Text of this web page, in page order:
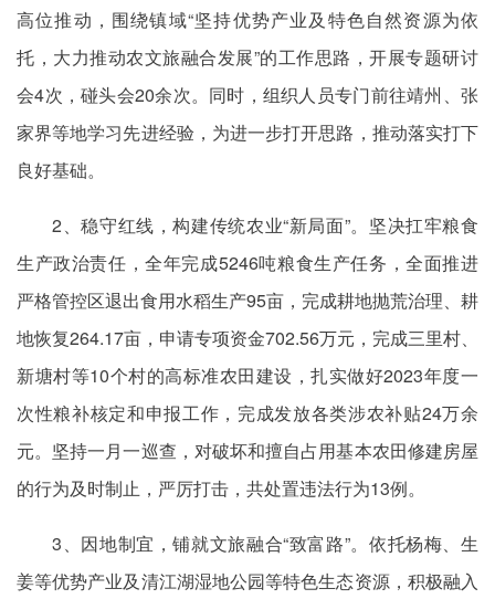
高位推动，围绕镇域“坚持优势产业及特色自然资源为依
托，大力推动农文旅融合发展”的工作思路，开展专题研讨
会4次，碰头会20余次。同时，组织人员专门前往靖州、张
家界等地学习先进经验，为进一步打开思路，推动落实打下
良好基础。
2、稳守红线，构建传统农业“新局面”。坚决扛牢粮食
生产政治责任，全年完成5246吨粮食生产任务，全面推进
严格管控区退出食用水稻生产95亩，完成耕地抛荒治理、耕
地恢复264.17亩，申请专项资金702.56万元，完成三里村、
新塘村等10个村的高标准农田建设，扎实做好2023年度一
次性粮补核定和申报工作，完成发放各类涉农补贴24万余
元。坚持一月一巡查，对破坏和擅自占用基本农田修建房屋
的行为及时制止，严厉打击，共处置违法行为13例。
3、因地制宜，铺就文旅融合“致富路”。依托杨梅、生
姜等优势产业及清江湖湿地公园等特色生态资源，积极融入